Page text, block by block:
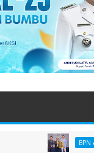
BPN AGT 26